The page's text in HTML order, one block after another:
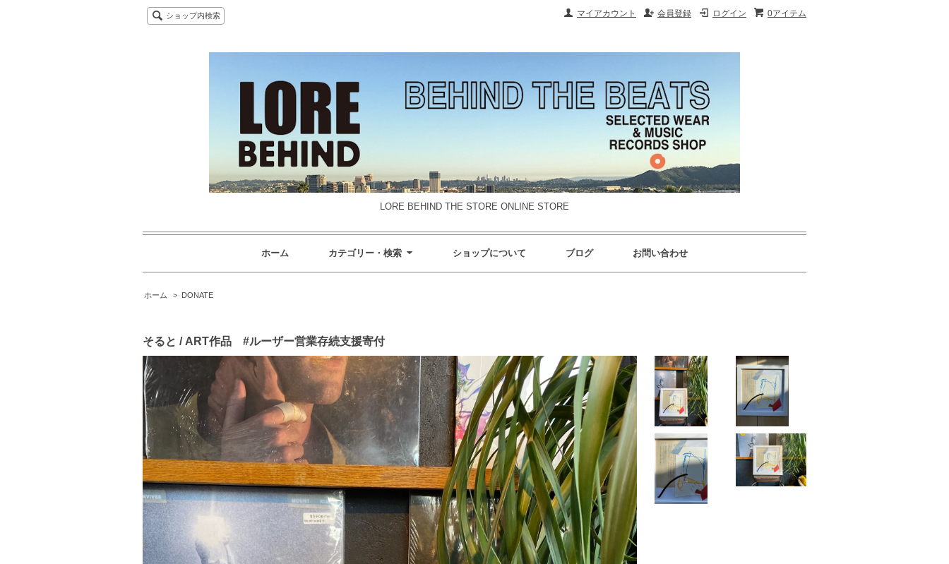
0アイテム
ログイン
会員登録
マイアカウント
ショップ内検索
LORE BEHIND THE STORE ONLINE STORE
ホーム カテゴリー・検索 ショップについて ブログ お問い合わせ
ホーム > DONATE
そると / ART作品 #ルーザー営業存続支援寄付